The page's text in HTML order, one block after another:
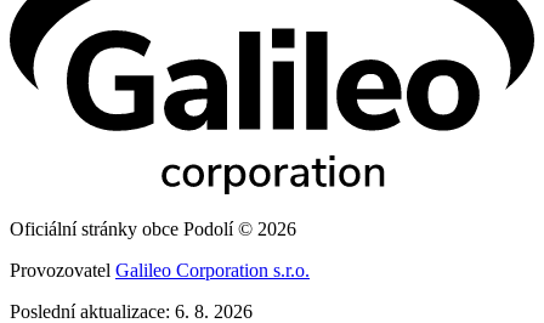
Oficiální stránky obce Podolí © 2026
Provozovatel Galileo Corporation s.r.o.
Poslední aktualizace: 6. 8. 2026